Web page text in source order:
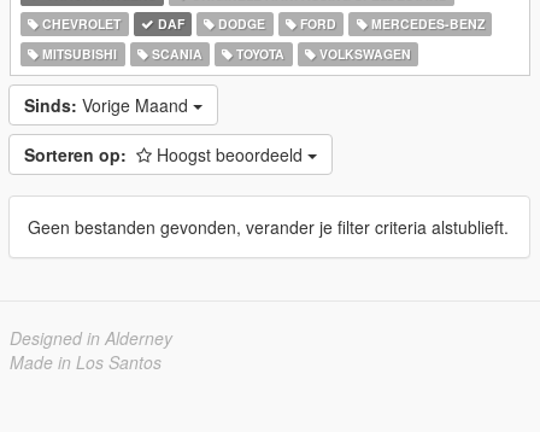
CHEVROLET
DAF DODGE FORD
MERCEDES-BENZ
MITSUBISHI
SCANIA TOYOTA VOLKSWAGEN
Sinds: Vorige Maand
Sorteren op: Hoogst beoordeeld
Geen bestanden gevonden, verander je filter criteria alstublieft.
Designed in Alderney
Made in Los Santos